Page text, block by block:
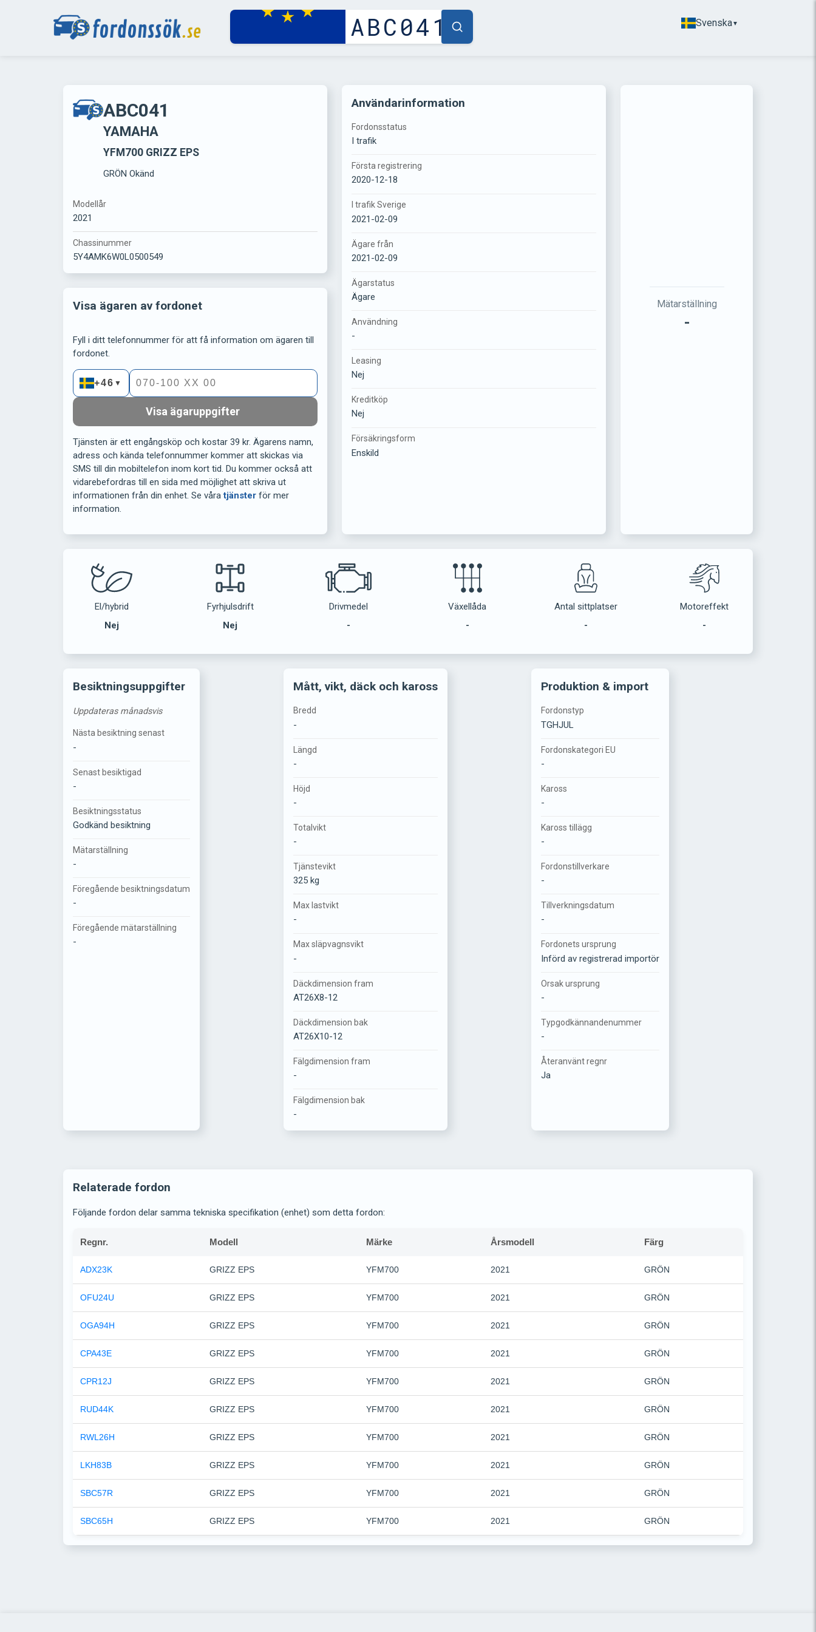
Svenska▼
ABC041
YAMAHA
YFM700 GRIZZ EPS
GRÖN Okänd
Modellår
2021
Chassinummer
5Y4AMK6W0L0500549
Visa ägaren av fordonet
Fyll i ditt telefonnummer för att få information om ägaren till
fordonet.
+46 ▼
Visa ägaruppgifter
Tjänsten är ett engångsköp och kostar 39 kr. Ägarens namn,
adress och kända telefonnummer kommer att skickas via
SMS till din mobiltelefon inom kort tid. Du kommer också att
vidarebefordras till en sida med möjlighet att skriva ut
informationen från din enhet. Se våratjänster för mer
information.
Användarinformation
Fordonsstatus
I trafik
Första registrering
2020-12-18
I trafik Sverige
2021-02-09
Ägare från
2021-02-09
Ägarstatus
Ägare
Användning
-
Leasing
Nej
Kreditköp
Nej
Försäkringsform
Enskild
Mätarställning
-
El/hybrid
Nej
Fyrhjulsdrift
Nej
Drivmedel
-
Växellåda
-
Antal sittplatser
-
Motoreffekt
-
Besiktningsuppgifter
Uppdateras månadsvis
Nästa besiktning senast
-
Senast besiktigad
-
Besiktningsstatus
Godkänd besiktning
Mätarställning
-
Föregående besiktningsdatum
-
Föregående mätarställning
-
Mått, vikt, däck och kaross
Bredd
-
Längd
-
Höjd
-
Totalvikt
-
Tjänstevikt
325 kg
Max lastvikt
-
Max släpvagnsvikt
-
Däckdimension fram
AT26X8-12
Däckdimension bak
AT26X10-12
Fälgdimension fram
-
Fälgdimension bak
-
Produktion & import
Fordonstyp
TGHJUL
Fordonskategori EU
-
Kaross
-
Kaross tillägg
-
Fordonstillverkare
-
Tillverkningsdatum
-
Fordonets ursprung
Införd av registrerad importör
Orsak ursprung
-
Typgodkännandenummer
-
Återanvänt regnr
Ja
Relaterade fordon
Följande fordon delar samma tekniska specifikation (enhet) som detta fordon:
Regnr. Modell Märke Årsmodell Färg
ADX23K GRIZZ EPS YFM700 2021 GRÖN
OFU24U GRIZZ EPS YFM700 2021 GRÖN
OGA94H GRIZZ EPS YFM700 2021 GRÖN
CPA43E GRIZZ EPS YFM700 2021 GRÖN
CPR12J GRIZZ EPS YFM700 2021 GRÖN
RUD44K GRIZZ EPS YFM700 2021 GRÖN
RWL26H GRIZZ EPS YFM700 2021 GRÖN
LKH83B GRIZZ EPS YFM700 2021 GRÖN
SBC57R GRIZZ EPS YFM700 2021 GRÖN
SBC65H GRIZZ EPS YFM700 2021 GRÖN